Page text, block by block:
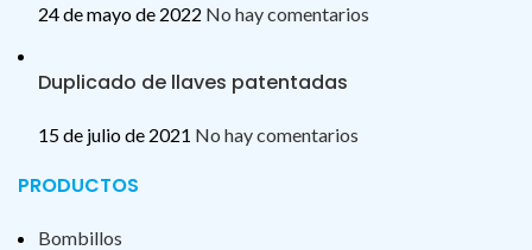
24 de mayo de 2022 No hay comentarios
Duplicado de llaves patentadas
15 de julio de 2021 No hay comentarios
PRODUCTOS
Bombillos